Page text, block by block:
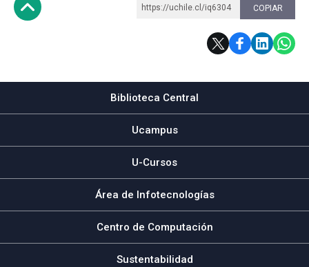
https://uchile.cl/iq6304 COPIAR
Biblioteca Central
Ucampus
U-Cursos
Área de Infotecnologías
Centro de Computación
Sustentabilidad